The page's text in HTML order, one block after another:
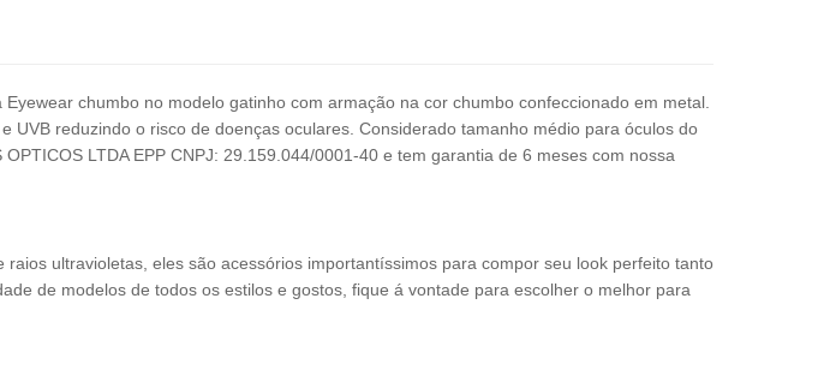
Eyewear chumbo no modelo gatinho com armação na cor chumbo confeccionado em metal.
UVB reduzindo o risco de doenças oculares. Considerado tamanho médio para óculos do
OPTICOS LTDA EPP CNPJ: 29.159.044/0001-40 e tem garantia de 6 meses com nossa
ultravioletas, eles são acessórios importantíssimos para compor seu look perfeito tanto
de modelos de todos os estilos e gostos, fique á vontade para escolher o melhor para